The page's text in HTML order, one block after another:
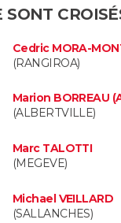
SONT
Cedric MORA-
(RANGIROA)
Marion BORREAU
(ALBERTVILLE)
Marc TALOTTI
(MEGEVE)
Michael VEILLARD
(SALLANCHES)